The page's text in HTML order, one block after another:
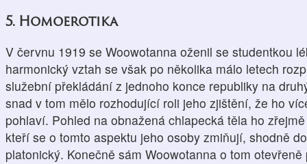
5. Homoerotika
V červnu 1919 se Woowotanna oženil se studentkou
harmonický vztah se však po několika málo letech
služební překládání z jednoho konce republiky na
snad v tom mělo rozhodující roli jeho zjištění, že ho
pohlaví. Pohled na obnažená chlapecká těla ho
kteří se o tomto aspektu jeho osoby zmiňují, shodně
platonický. Konečně sám Woowotanna o tom